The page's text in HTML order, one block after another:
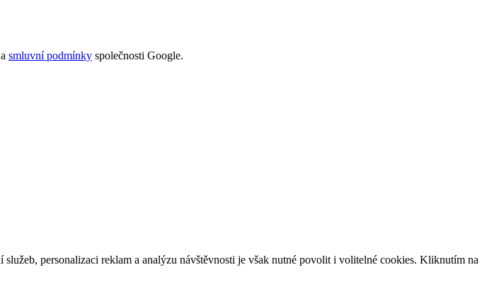
a smluvní podmínky společnosti Google.
personalizaci reklam a analýzu návštěvnosti je však nutné povolit i volitelné cookies. Kliknutím na